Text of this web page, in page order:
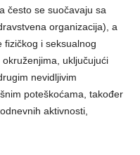
često se suočavaju sa
organizacija), a
fizičkog i seksualnog
uključujući
nevidljivim
poteškoćama, također
aktivnosti,